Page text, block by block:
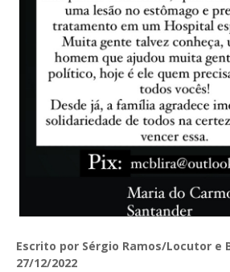
Escrito por Sérgio Ramos/Locutor e
27/12/2022